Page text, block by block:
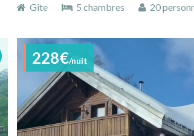
Gîte
5 chambres 20
228€/nuit